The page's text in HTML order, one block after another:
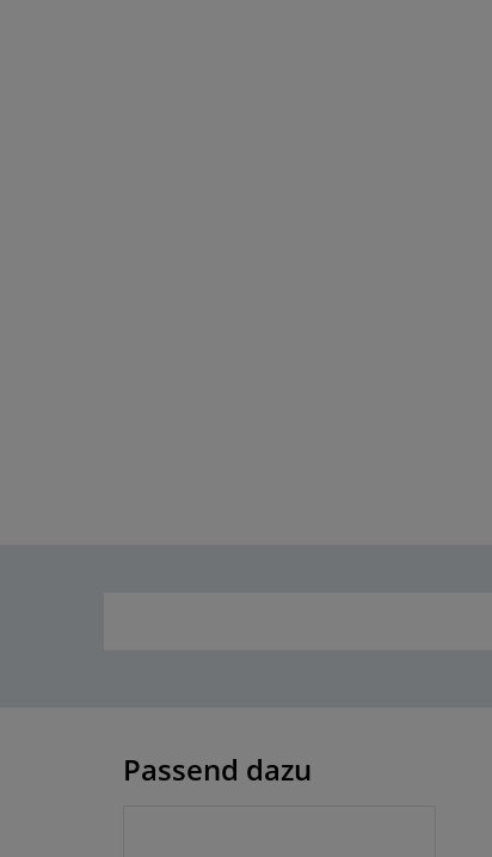
Passend dazu